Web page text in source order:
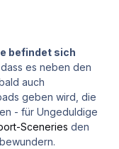
befindet sich
es neben den
auch
geben wird, die
- für Ungeduldige
Sceneries den